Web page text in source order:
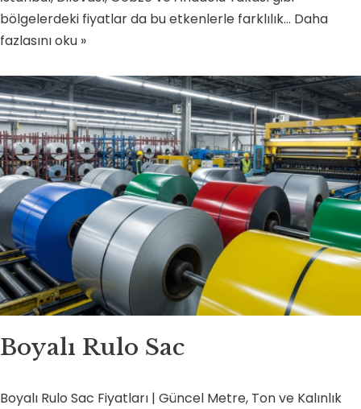
bölgelerdeki fiyatlar da bu etkenlerle farklılık… Daha
fazlasını oku »
Boyalı Rulo Sac
Boyalı Rulo Sac Fiyatları | Güncel Metre, Ton ve Kalınlık